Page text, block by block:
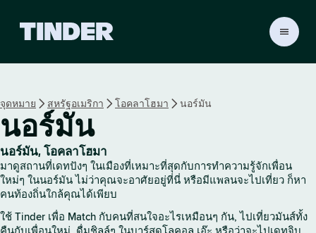
ก
d
e
จุดหมาย สหรัฐอเมริกา โอคลาโฮมา นอร์มัน
นอร์มัน
นอร์มัน, โอคลาโฮมา
มาดูสถานที่เดทปังๆ ในเมืองที่เหมาะที่สุดกับการทำความรู้จักเพื่อน
ใหม่ๆ ในนอร์มัน ไม่ว่าคุณจะอาศัยอยู่ที่นี่ หรือมีแพลนจะไปเที่ยว ก็หา
คนท้องถิ่นใกล้คุณได้เพียบ
ใช้ Tinder เพื่อ Match กับคนที่สนใจอะไรเหมือนๆ กัน, ไปเที่ยวมันส์ทั้ง